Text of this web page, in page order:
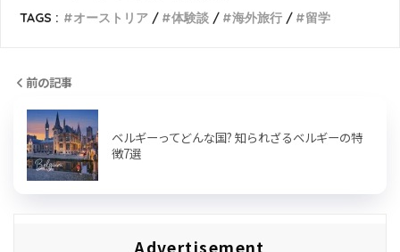
TAGS :
オーストリア 体験談 海外旅行 留学
前の記事
ベルギーってどんな国? 知られざるベルギーの特
徴7選
Advertisement